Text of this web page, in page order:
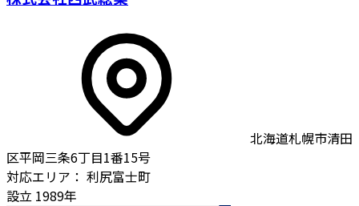
北海道札幌市清田
区平岡三条6丁目1番15号
対応エリア： 利尻富士町
設立 1989年